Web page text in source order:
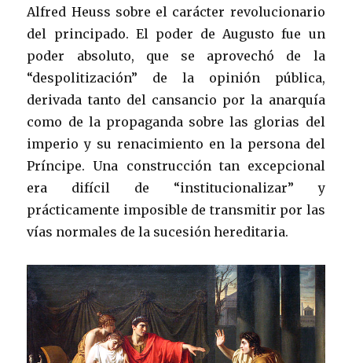
Alfred Heuss sobre el carácter revolucionario
del principado. El poder de Augusto fue un
poder absoluto, que se aprovechó de la
“despolitización” de la opinión pública,
derivada tanto del cansancio por la anarquía
como de la propaganda sobre las glorias del
imperio y su renacimiento en la persona del
Príncipe. Una construcción tan excepcional
era difícil de “institucionalizar” y
prácticamente imposible de transmitir por las
vías normales de la sucesión hereditaria.